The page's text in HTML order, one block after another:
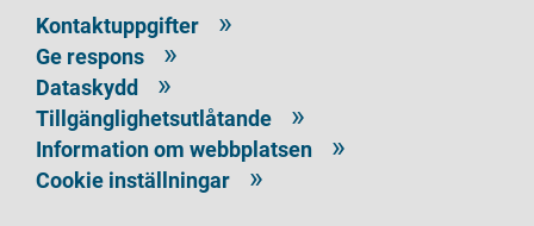
Kontaktuppgifter
Ge respons
Dataskydd
Tillgänglighetsutlåtande
Information om webbplatsen
Cookie inställningar